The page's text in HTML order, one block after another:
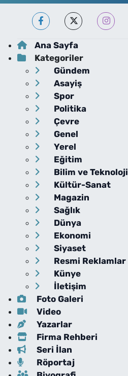
Ana Sayfa
Kategoriler
Gündem
Asayiş
Spor
Politika
Çevre
Genel
Yerel
Eğitim
Bilim ve Teknoloji
Kültür-Sanat
Magazin
Sağlık
Dünya
Ekonomi
Siyaset
Resmi Reklamlar
Künye
İletişim
Foto Galeri
Video
Yazarlar
Firma Rehberi
Seri İlan
Röportaj